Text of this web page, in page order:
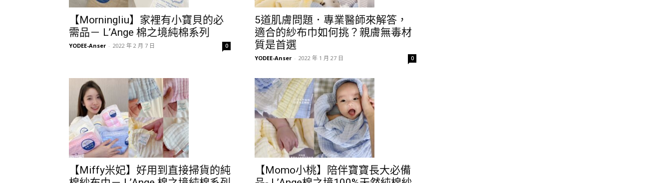
【Morningliu】家裡有小寶貝的必
需品－ L’Ange 棉之境純棉系列
YODEE-Anser - 2022 年 2 月 7 日 0
5道肌膚問題．專業醫師來解答，
適合的紗布巾如何挑？親膚無毒材
質是首選
YODEE-Anser - 2022 年 1 月 27 日 0
【Miffy米妃】好用到直接掃貨的純
【Momo小桃】陪伴寶寶長大必備